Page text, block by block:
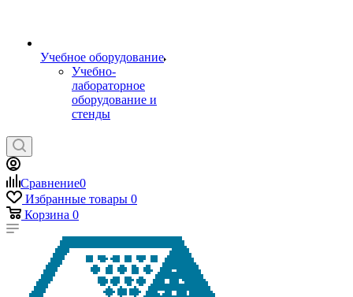
Учебное оборудование
Учебно-
лабораторное
оборудование и
стенды
Сравнение0
Избранные товары 0
Корзина 0